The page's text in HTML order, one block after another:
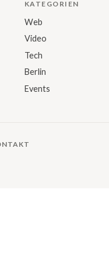
KATEGORIEN
Web
Video
Tech
Berlin
Events